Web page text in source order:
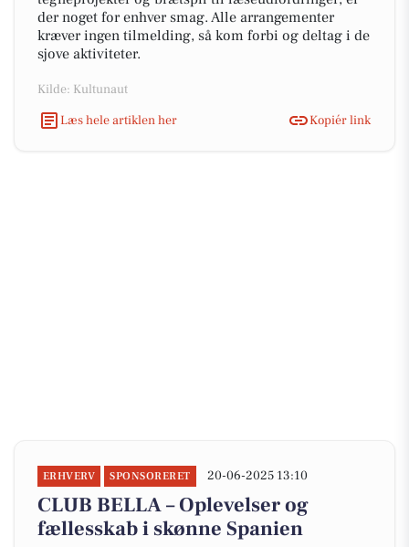
der noget for enhver smag. Alle arrangementer
kræver ingen tilmelding, så kom forbi og deltag i de
sjove aktiviteter.
Kilde: Kultunaut
Læs hele artiklen her
Kopiér link
ERHVERV SPONSORERET 20-06-2025 13:10
CLUB BELLA – Oplevelser og
fællesskab i skønne Spanien